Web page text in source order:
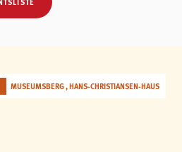
MUSEUMSBERG , HANS-CHRISTIANSEN-HAUS